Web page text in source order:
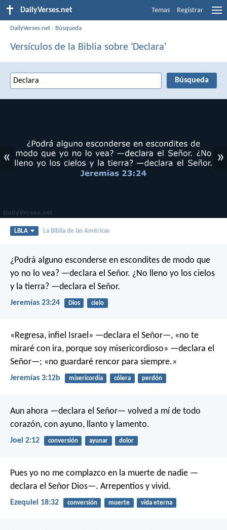
DailyVerses.net Temas Registrar
DailyVerses.net › Búsqueda
Versículos de la Biblia sobre 'Declara'
« »
LBLA La Biblia de las Américas
¿Podrá alguno esconderse en escondites de modo que
yo no lo vea? —declara el Señor. ¿No lleno yo los cielos
y la tierra? —declara el Señor.
Jeremías 23:24 Dios cielo
«Regresa, infiel Israel» —declara el Señor—, «no te
miraré con ira, porque soy misericordioso» —declara el
Señor—; «no guardaré rencor para siempre.»
Jeremías 3:12b misericordia cólera perdón
Aun ahora —declara el Señor— volved a mí de todo
corazón, con ayuno, llanto y lamento.
Joel 2:12 conversión ayunar dolor
Pues yo no me complazco en la muerte de nadie —
declara el Señor Dios—. Arrepentíos y vivid.
Ezequiel 18:32 conversión muerte vida eterna